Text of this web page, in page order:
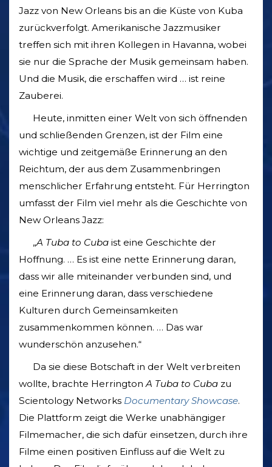
Jazz von New Orleans bis an die Küste von Kuba
zurückverfolgt. Amerikanische Jazzmusiker
treffen sich mit ihren Kollegen in Havanna, wobei
sie nur die Sprache der Musik gemeinsam haben.
Und die Musik, die erschaffen wird … ist reine
Zauberei.
Heute, inmitten einer Welt von sich öffnenden
und schließenden Grenzen, ist der Film eine
wichtige und zeitgemäße Erinnerung an den
Reichtum, der aus dem Zusammenbringen
menschlicher Erfahrung entsteht. Für Herrington
umfasst der Film viel mehr als die Geschichte von
New Orleans Jazz:
„A Tuba to Cuba ist eine Geschichte der
Hoffnung. … Es ist eine nette Erinnerung daran,
dass wir alle miteinander verbunden sind, und
eine Erinnerung daran, dass verschiedene
Kulturen durch Gemeinsamkeiten
zusammenkommen können. … Das war
wunderschön anzusehen.“
Da sie diese Botschaft in der Welt verbreiten
wollte, brachte HerringtonA Tuba to Cuba zu
Scientology Networks Documentary Showcase.
Die Plattform zeigt die Werke unabhängiger
Filmemacher, die sich dafür einsetzen, durch ihre
Filme einen positiven Einfluss auf die Welt zu